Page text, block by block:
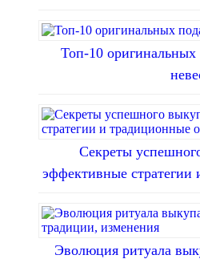
Топ-10 оригинальных
Секреты
эффективные
Эволюция ритуала